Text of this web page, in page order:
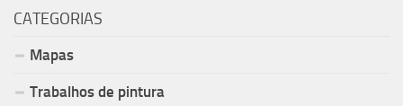
CATEGORIAS
Mapas
Trabalhos de pintura